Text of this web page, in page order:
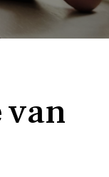
van